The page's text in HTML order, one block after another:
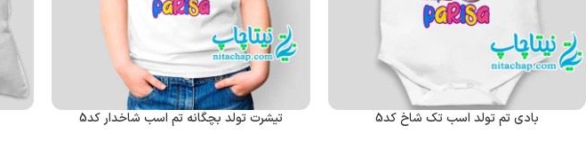
بادی تم تولد اسب تک شاخ کد5 تیشرت تولد بچگانه تم اسب شاخدار کد5